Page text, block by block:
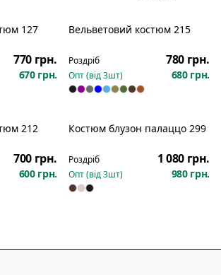
127
770 грн.
670 грн.
Вельветовий костюм 215
Роздріб 780 грн.
Опт (від3шт) 680 грн.
212
700 грн.
600 грн.
Костюм блузон палаццо 299
Роздріб 1 080 грн.
Опт (від3шт) 980 грн.